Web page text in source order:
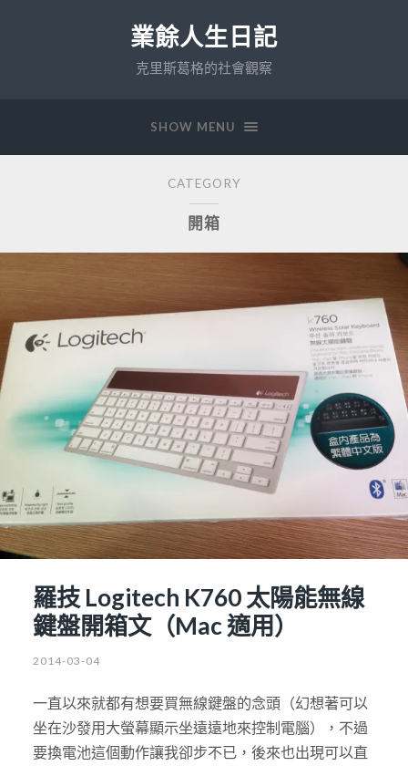
業餘人生日記
克里斯葛格的社會觀察
SHOW MENU
CATEGORY
開箱
羅技 Logitech K760 太陽能無線
鍵盤開箱文（Mac 適用）
2014-03-04
一直以來就都有想要買無線鍵盤的念頭（幻想著可以
坐在沙發用大螢幕顯示坐遠遠地來控制電腦），不過
要換電池這個動作讓我卻步不已，後來也出現可以直